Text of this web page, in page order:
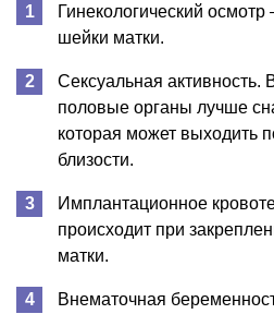
Гинекологический
шейки матки.
Сексуальная
половые органы лучше
которая может выходить
близости.
Имплантационное
происходит при
матки.
Внематочная